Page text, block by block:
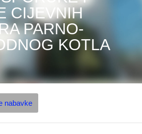
CIJEVNIH
PARNO-
KOTLA
nabavke